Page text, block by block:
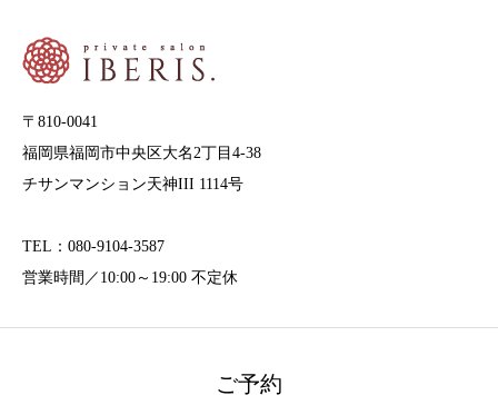
〒810-0041
福岡県福岡市中央区大名2丁目4-38
チサンマンション天神III 1114号
TEL：080-9104-3587
営業時間／10:00～19:00 不定休
ご予約